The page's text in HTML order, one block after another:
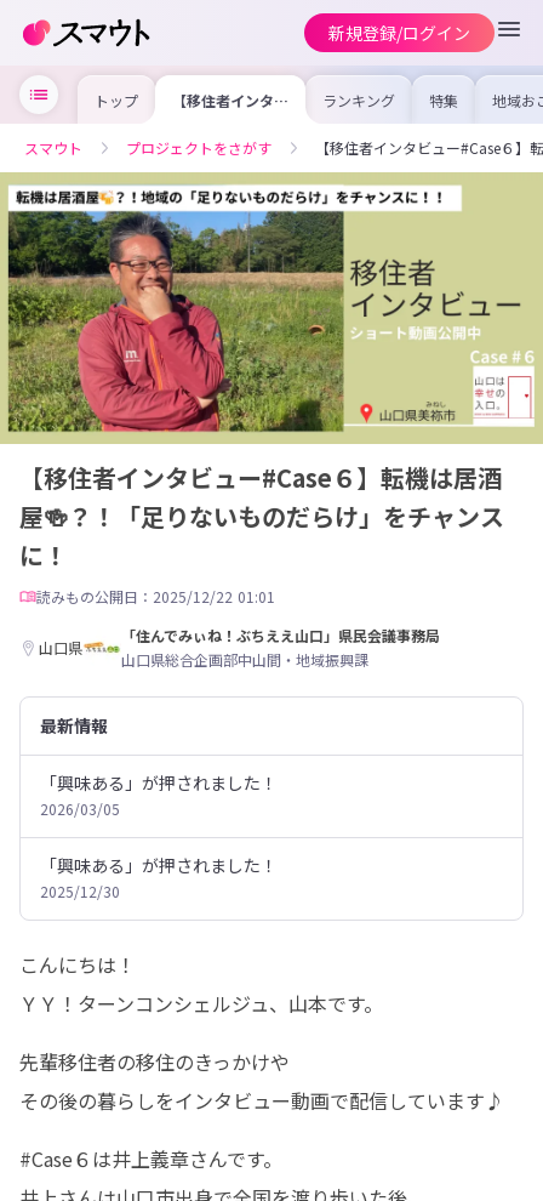
新規登録/ログイン
トップ 【移住者インタビ
ュー#Case６】
🍻？！「足りない
ものだらけ」をチ
ャンスに！
ランキング 特集 地域お
の求
を集め
事内容
を比較
合った
スマウト プロジェクトをさがす 【移住者インタビュー#Case６
【移住者インタビュー#Case６】転機は居酒
屋🍻？！「足りないものだらけ」をチャンス
に！
読みもの公開日：2025/12/22 01:01
山口県
「住んでみぃね！ぶちええ山口」県民会議事務局
山口県総合企画部中山間・地域振興課
最新情報
「興味ある」が押されました！
2026/03/05
「興味ある」が押されました！
2025/12/30
こんにちは！
ＹＹ！ターンコンシェルジュ、山本です。
先輩移住者の移住のきっかけや
その後の暮らしをインタビュー動画で配信しています♪
#Case６は井上義章さんです。